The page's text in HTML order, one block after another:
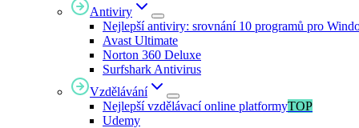
Antiviry
Nejlepší antiviry: srovnání 10 programů pro
Avast Ultimate
Norton 360 Deluxe
Surfshark Antivirus
Vzdělávání
Nejlepší vzdělávací online platformyTOP
Udemy